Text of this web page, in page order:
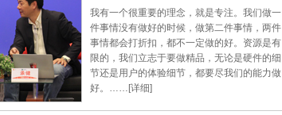
我有一个很重要的理念，就是专注。我们做一
件事情没有做好的时候，做第二件事情，两件
事情都会打折扣，都不一定做的好。资源是有
限的，我们立志于要做精品，无论是硬件的细
节还是用户的体验细节，都要尽我们的能力做
好。
…… [详细]